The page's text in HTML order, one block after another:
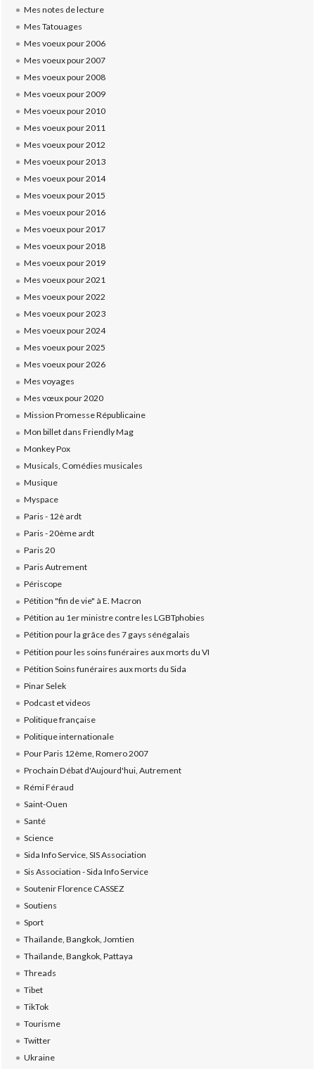
Mes notes de lecture
Mes Tatouages
Mes voeux pour 2006
Mes voeux pour 2007
Mes voeux pour 2008
Mes voeux pour 2009
Mes voeux pour 2010
Mes voeux pour 2011
Mes voeux pour 2012
Mes voeux pour 2013
Mes voeux pour 2014
Mes voeux pour 2015
Mes voeux pour 2016
Mes voeux pour 2017
Mes voeux pour 2018
Mes voeux pour 2019
Mes voeux pour 2021
Mes voeux pour 2022
Mes voeux pour 2023
Mes voeux pour 2024
Mes voeux pour 2025
Mes voeux pour 2026
Mes voyages
Mes vœux pour 2020
Mission Promesse Républicaine
Mon billet dans Friendly Mag
Monkey Pox
Musicals, Comédies musicales
Musique
Myspace
Paris - 12è ardt
Paris - 20ème ardt
Paris 20
Paris Autrement
Périscope
Pétition "fin de vie" à E. Macron
Pétition au 1er ministre contre les LGBTphobies
Pétition pour la grâce des 7 gays sénégalais
Pétition pour les soins funéraires aux morts du VI
Pétition Soins funéraires aux morts du Sida
Pinar Selek
Podcast et videos
Politique française
Politique internationale
Pour Paris 12ème, Romero 2007
Prochain Débat d'Aujourd'hui, Autrement
Rémi Féraud
Saint-Ouen
Santé
Science
Sida Info Service, SIS Association
Sis Association - Sida Info Service
Soutenir Florence CASSEZ
Soutiens
Sport
Thaïlande, Bangkok, Jomtien
Thaïlande, Bangkok, Pattaya
Threads
Tibet
TikTok
Tourisme
Twitter
Ukraine